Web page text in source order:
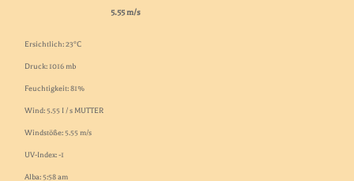
5.55 m/s
Ersichtlich: 23°C
Druck: 1016 mb
Feuchtigkeit: 81%
Wind: 5.55 I / s MUTTER
Windstöße: 5.55 m/s
UV-Index: -1
Alba: 5:58 am